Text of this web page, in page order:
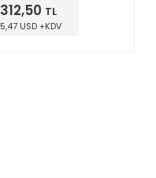
312,50 TL
5,47 USD +KDV